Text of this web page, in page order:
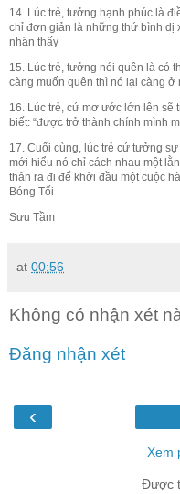
14. Lúc trẻ, tưởng hạnh phúc là
chỉ đơn giản là những thứ bình dị
nhận thấy
15. Lúc trẻ, tưởng nói quên là có
càng muốn quên thì nó lại càng ở
16. Lúc trẻ, cứ mơ ước lớn lên
biết: “được trở thành chính mình
17. Cuối cùng, lúc trẻ cứ tưởng
mới hiểu nó chỉ cách nhau một
thản ra đi để khởi đầu một cuộc
Bóng Tối
Sưu Tầm
at 00:56
Không có nhận xét
Đăng nhận xét
‹
Xem
Được